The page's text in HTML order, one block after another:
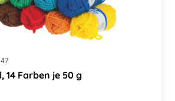
14 Farben je 50 g